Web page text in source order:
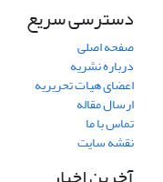
دسترسی سریع
صفحه اصلی
درباره نشریه
اعضای هیات تحریریه
ارسال مقاله
تماس با ما
نقشه سایت